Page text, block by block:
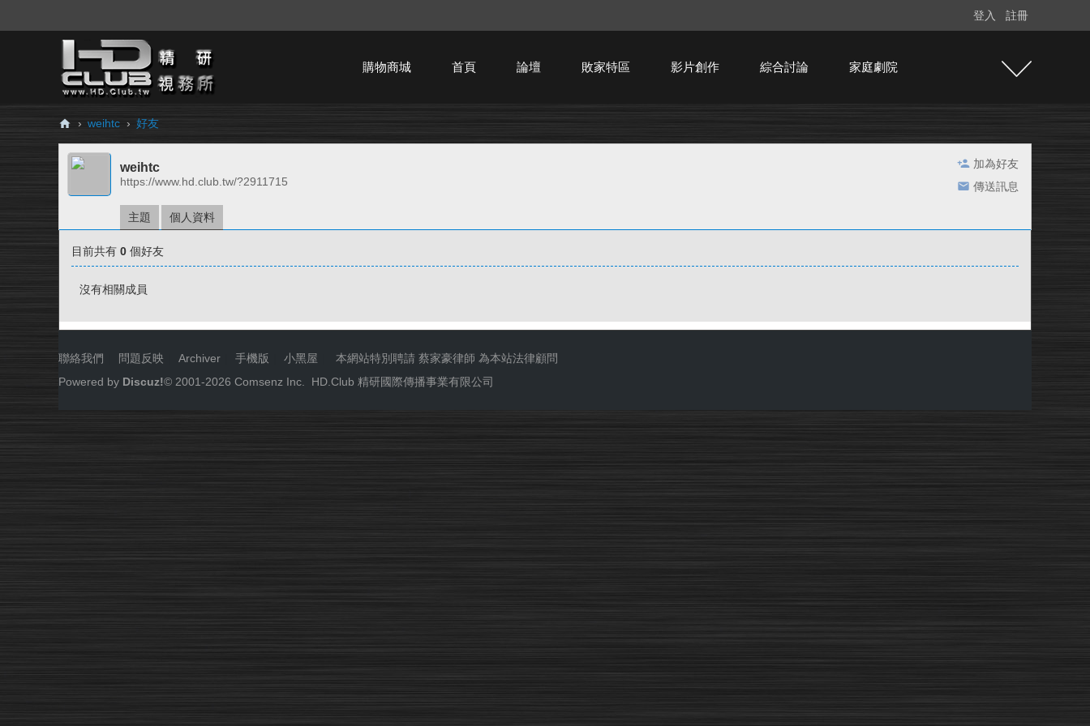
登入 註冊
購物商城 首頁 論壇 敗家特區 影片創作 綜合討論 家庭劇院
H
Cl
所
› weihtc › 好友
加為好友
傳送訊息
weihtc
https://www.hd.club.tw/?2911715
主題 個人資料
目前共有 0 個好友
沒有相關成員
聯絡我們 問題反映 Archiver 手機版 小黑屋 本網站特別聘請 蔡家豪律師 為本站法律顧問
Powered by Discuz!© 2001-2026 Comsenz Inc. HD.Club 精研國際傳播事業有限公司